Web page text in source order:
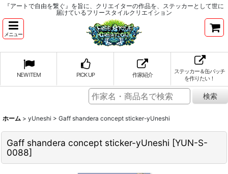
『アートで自由を繋ぐ』を旨に、クリエイターの作品を、ステッカーとして世に
届けているフリースタイルクリエイション
メニュー
NEW ITEM PICK UP 作家紹介
ステッカー＆缶バッチ
を作りたい！
ホーム > yUneshi > Gaff shandera concept sticker-yUneshi
Gaff shandera concept sticker-yUneshi [YUN-S-
0088]